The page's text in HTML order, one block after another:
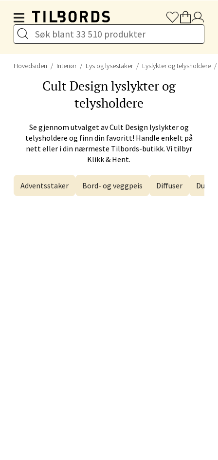
Hovedsiden Interiør Lys og lysestaker Lyslykter og telysholdere
Cult Designlyslykter og
telysholdere
Se gjennom utvalget avCult Design lyslykter og
telysholdere og finn din favoritt! Handle enkelt på
nett eller i din nærmeste Tilbords-butikk. Vi tilbyr
Klikk & Hent.
Adventsstaker Bord- og veggpeis Diffuser
Bergen - Galleriet
Torgalmenningen 8, 5014 Bergen
Gjøvik - CC Gjøvik
Jernbanesvingen 6, 2821 Gjøvik
Åpent i dag 10-21